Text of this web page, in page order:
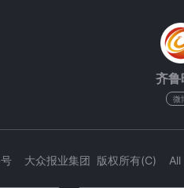
齐鲁
微
号 大众报业集团 版权所有(C)